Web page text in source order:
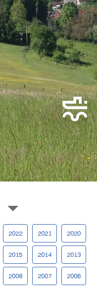
2022 2021 2020
2015 2014 2013
2008 2007 2006